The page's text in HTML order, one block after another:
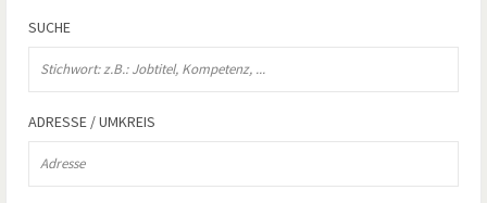
SUCHE
ADRESSE / UMKREIS